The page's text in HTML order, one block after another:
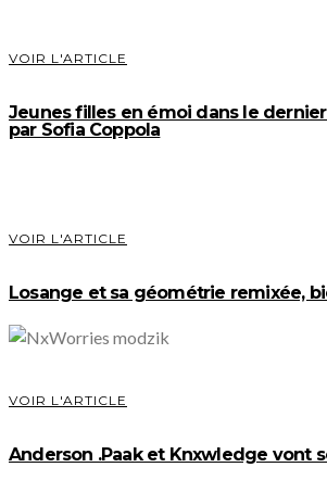
VOIR L'ARTICLE
Jeunes filles en émoi dans le
par Sofia Coppola
VOIR L'ARTICLE
Losange et sa géométrie remixée,
VOIR L'ARTICLE
Anderson .Paak et Knxwledge vont